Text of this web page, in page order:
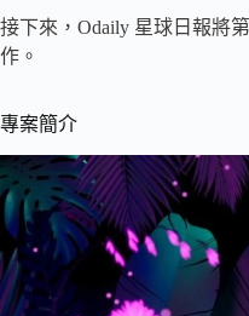
接下來，Odaily 星球日報將
作。
專案簡介